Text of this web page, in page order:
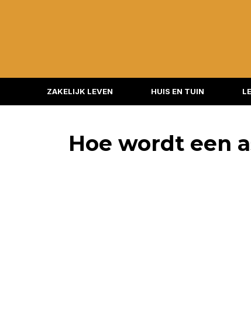
ZAKELIJK LEVEN HUIS EN TUIN
Hoe wordt een